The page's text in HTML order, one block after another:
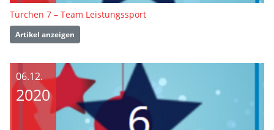
Türchen 7 – Team Leistungssport
Artikel anzeigen
06.12.
2020